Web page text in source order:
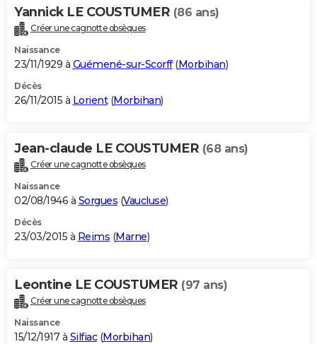
Yannick LE COUSTUMER (86 ans)
Créer une cagnotte obsèques
Naissance
23/11/1929 à Guémené-sur-Scorff(Morbihan)
Décès
26/11/2015 à Lorient(Morbihan)
Jean-claude LE COUSTUMER (68 ans)
Créer une cagnotte obsèques
Naissance
02/08/1946 à Sorgues (Vaucluse)
Décès
23/03/2015 à Reims (Marne)
Leontine LE COUSTUMER (97 ans)
Créer une cagnotte obsèques
Naissance
15/12/1917 à Silfiac(Morbihan)